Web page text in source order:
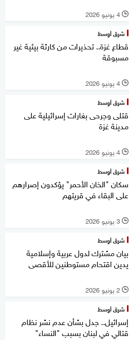
l 4 يونيو 2026
شرق أوسط
قطاع غزة.. تحذيرات من كارثة بيئية غير
مسبوقة
l 4 يونيو 2026
شرق أوسط
قتلى وجرحى بغارات إسرائيلية على
مدينة غزة
l 4 يونيو 2026
شرق أوسط
سكان "الخان الأحمر" يؤكدون إصرارهم
على البقاء في قريتهم
l 3 يونيو 2026
شرق أوسط
بيان مشترك لدول عربية وإسلامية
يدين اقتحام مستوطنين للأقصى
l 2 يونيو 2026
شرق أوسط
إسرائيل.. جدل بشأن عدم نشر نظام
قتالي في لبنان بسبب "النساء"